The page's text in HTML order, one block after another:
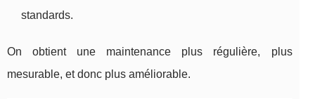
standards.
On obtient une maintenance plus régulière, plus
mesurable, et donc plus améliorable.